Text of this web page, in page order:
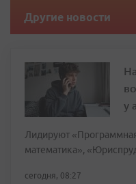
Другие новости
у
Лидируют
математика»,
сегодня, 08:27